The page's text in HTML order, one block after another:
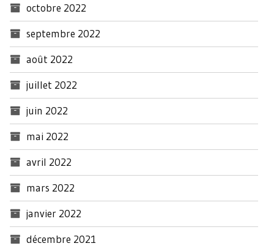
octobre 2022
septembre 2022
août 2022
juillet 2022
juin 2022
mai 2022
avril 2022
mars 2022
janvier 2022
décembre 2021